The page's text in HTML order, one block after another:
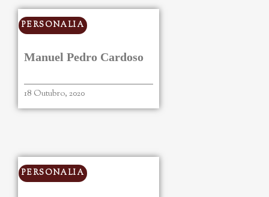
PERSONALIA
Manuel Pedro Cardoso
18 Outubro, 2020
PERSONALIA